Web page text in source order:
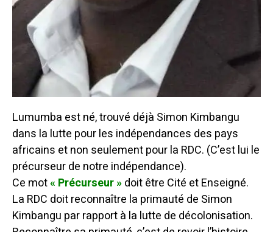
Lumumba est né, trouvé déjà Simon Kimbangu
dans la lutte pour les indépendances des pays
africains et non seulement pour la RDC. (C’est lui le
précurseur de notre indépendance).
Ce mot« Précurseur »doit être Cité et Enseigné.
La RDC doit reconnaître la primauté de Simon
Kimbangu par rapport à la lutte de décolonisation.